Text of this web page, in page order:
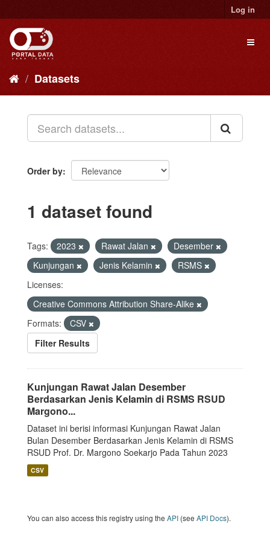
to
content
Log in
Datasets
Order by
1 dataset found
Tags: 2023 Rawat Jalan
Desember
Kunjungan
Jenis Kelamin
RSMS
Licenses:
Creative Commons Attribution Share-Alike
Formats:
CSV
Filter Results
Kunjungan Rawat Jalan Desember
Berdasarkan Jenis Kelamin di RSMS RSUD
Margono...
Dataset ini berisi informasi Kunjungan Rawat Jalan
Bulan Desember Berdasarkan Jenis Kelamin di RSMS
RSUD Prof. Dr. Margono Soekarjo Pada Tahun 2023
CSV
You can also access this registry using the API (see API Docs).